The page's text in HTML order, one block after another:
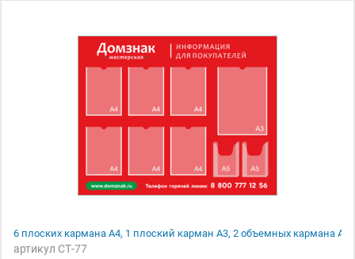
6 плоских кармана А4, 1 плоский карман А3, 2 объемных кармана А5
артикул СТ-77